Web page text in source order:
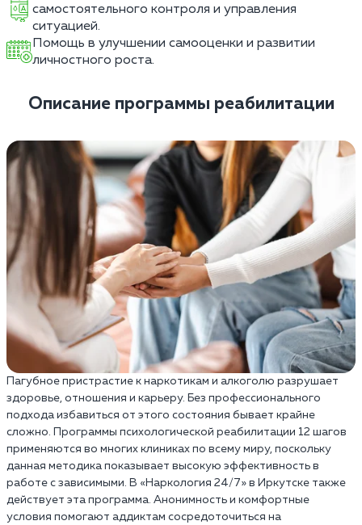
самостоятельного контроля и управления
ситуацией.
Помощь в улучшении самооценки и развитии
личностного роста.
Описание программы реабилитации
Пагубное пристрастие к наркотикам и алкоголю разрушает
здоровье, отношения и карьеру. Без профессионального
подхода избавиться от этого состояния бывает крайне
сложно. Программы психологической реабилитации 12 шагов
применяются во многих клиниках по всему миру, поскольку
данная методика показывает высокую эффективность в
работе с зависимыми. В «Наркология 24/7» в Иркутске также
действует эта программа. Анонимность и комфортные
условия помогают аддиктам сосредоточиться на